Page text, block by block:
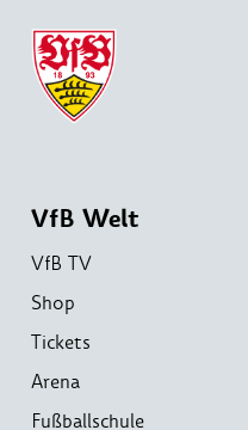
VfB Welt
VfB TV
Shop
Tickets
Arena
Fußballschule